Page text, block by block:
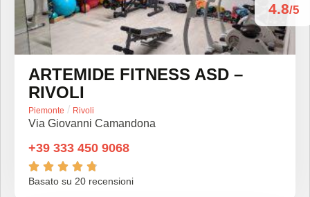
4.8/5
ARTEMIDE FITNESS ASD –
RIVOLI
Piemonte / Rivoli
Via Giovanni Camandona
+39 333 450 9068
    
Basato su 20 recensioni